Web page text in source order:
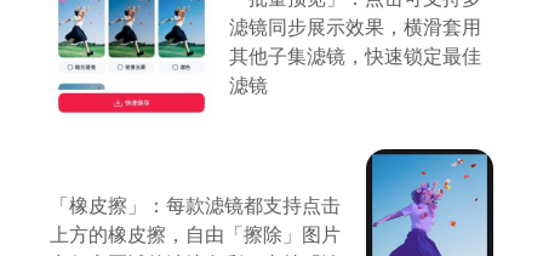
滤镜同步展示效果，横滑套用
其他子集滤镜，快速锁定最佳
滤镜
「橡皮擦」：每款滤镜都支持点击
上方的橡皮擦，自由「擦除」图片